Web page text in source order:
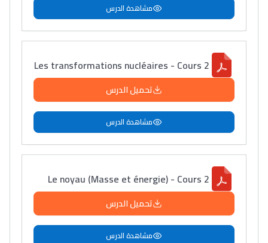
مشاهدة الدرس
Les transformations nucléaires - Cours 2
تحميل الدرس
مشاهدة الدرس
Le noyau (Masse et énergie) - Cours 2
تحميل الدرس
مشاهدة الدرس